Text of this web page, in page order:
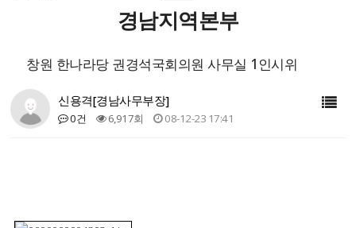
경남지역본부
창원 한나라당 권경석국회의원 사무실 1인시위
신용격[경남사무부장]
0건 6,917회 08-12-23 17:41